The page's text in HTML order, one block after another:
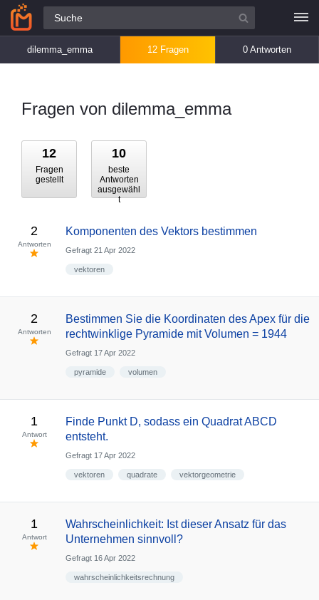
Alle Fragen
dilemma_emma 12 Fragen 0 Antworten
Fragen von dilemma_emma
12
Fragen
gestellt
10
beste
Antworten
ausgewähl
t
2
Antworten
Komponenten des Vektors bestimmen
Gefragt 21 Apr 2022
vektoren
2
Antworten
Bestimmen Sie die Koordinaten des Apex für die
rechtwinklige Pyramide mit Volumen = 1944
Gefragt 17 Apr 2022
pyramide volumen
1
Antwort
Finde Punkt D, sodass ein Quadrat ABCD
entsteht.
Gefragt 17 Apr 2022
vektoren quadrate vektorgeometrie
1
Antwort
Wahrscheinlichkeit: Ist dieser Ansatz für das
Unternehmen sinnvoll?
Gefragt 16 Apr 2022
wahrscheinlichkeitsrechnung